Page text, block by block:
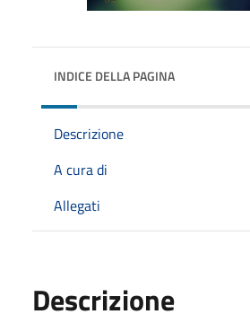
INDICE DELLA PAGINA
Descrizione
A cura di
Allegati
Descrizione